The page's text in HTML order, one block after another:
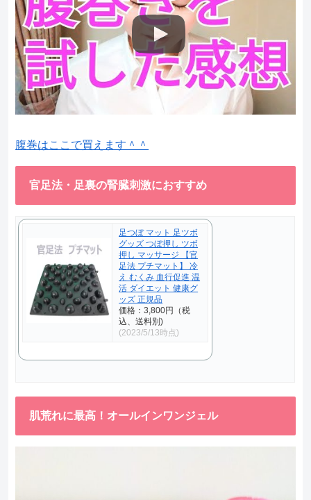
腹巻はここで買えます＾＾
官足法・足裏の腎臓刺激におすすめ
足つぼ マット 足ツボ
グッズ つぼ押し ツボ
押し マッサージ 【官
足法 プチマット】 冷
え むくみ 血行促進 温
活 ダイエット 健康グ
ッズ 正規品
価格：3,800円（税
込、送料別)
(2023/5/13時点)
肌荒れに最高！オールインワンジェル